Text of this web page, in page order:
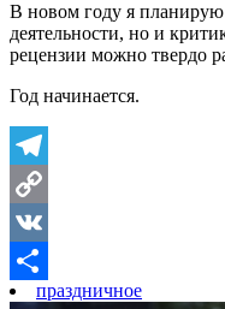
В новом году я планирую
деятельности, но и
рецензии можно твердо
Год начинается.
Telegram
Copy
Link
VK
Отправить
праздничное